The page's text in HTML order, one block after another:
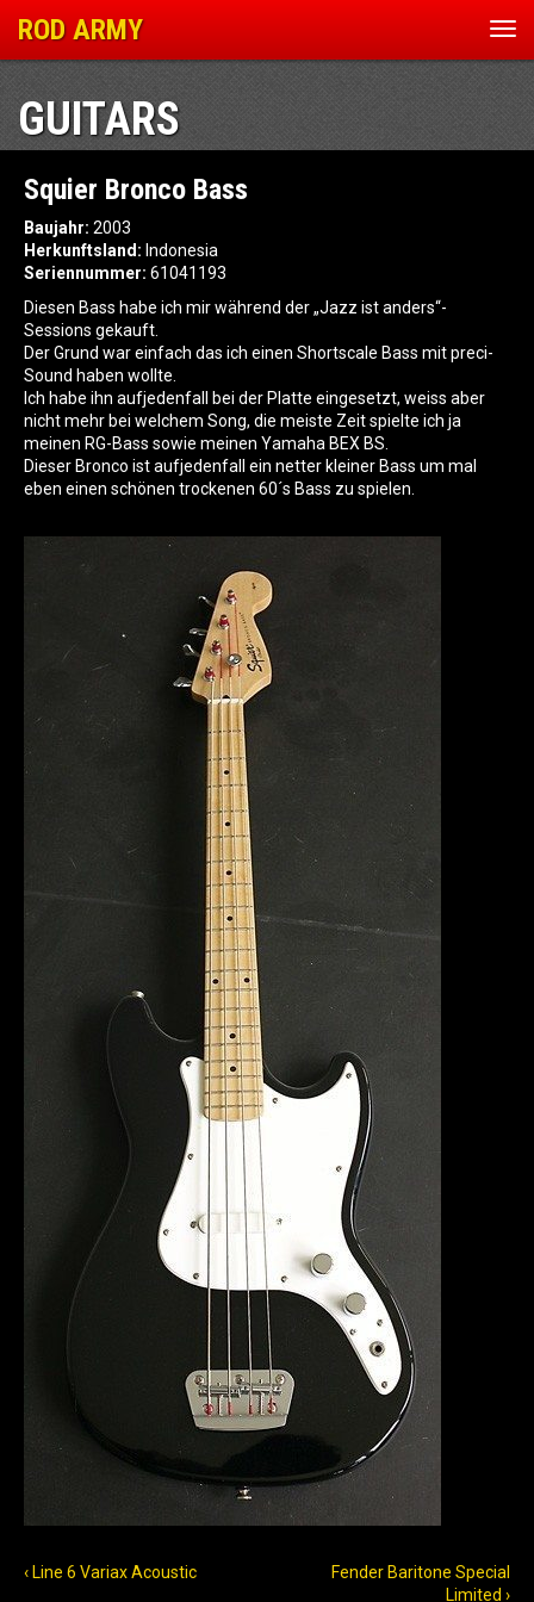
ROD ARMY
GUITARS
Squier Bronco Bass
Baujahr: 2003
Herkunftsland: Indonesia
Seriennummer: 61041193
Diesen Bass habe ich mir während der „Jazz ist anders“-
Sessions gekauft.
Der Grund war einfach das ich einen Shortscale Bass mit preci-
Sound haben wollte.
Ich habe ihn aufjedenfall bei der Platte eingesetzt, weiss aber
nicht mehr bei welchem Song, die meiste Zeit spielte ich ja
meinen RG-Bass sowie meinen Yamaha BEX BS.
Dieser Bronco ist aufjedenfall ein netter kleiner Bass um mal
eben einen schönen trockenen 60´s Bass zu spielen.
‹ Line 6 Variax Acoustic
Fender Baritone Special
Limited ›